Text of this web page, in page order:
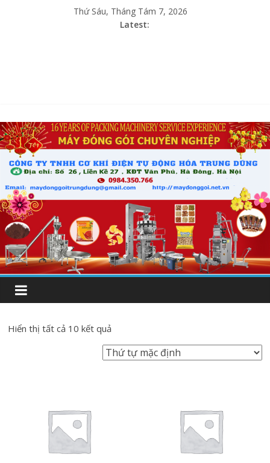
Thứ Sáu, Tháng Tám 7, 2026
Latest:
Hiển thị tất cả 10 kết quả